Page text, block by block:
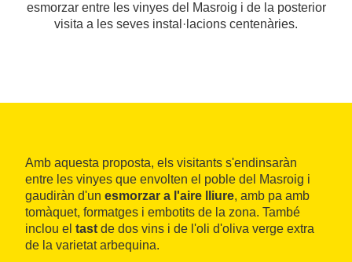
esmorzar entre les vinyes del Masroig i de la posterior
visita a les seves instal·lacions centenàries.
Amb aquesta proposta, els visitants s'endinsaràn
entre les vinyes que envolten el poble del Masroig i
gaudiràn d'un esmorzar a l'aire lliure, amb pa amb
tomàquet, formatges i embotits de la zona. També
inclou el tast de dos vins i de l'oli d'oliva verge extra
de la varietat arbequina.